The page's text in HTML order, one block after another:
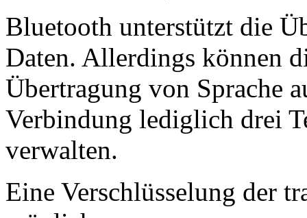
Bluetooth unterstützt die
Daten. Allerdings können
Übertragung von Sprache
Verbindung lediglich drei
verwalten.
Eine Verschlüsselung der